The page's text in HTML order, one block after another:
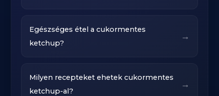
Egészséges étel a cukormentes
ketchup?
→
Milyen recepteket ehetek cukormentes
ketchup-al?
→